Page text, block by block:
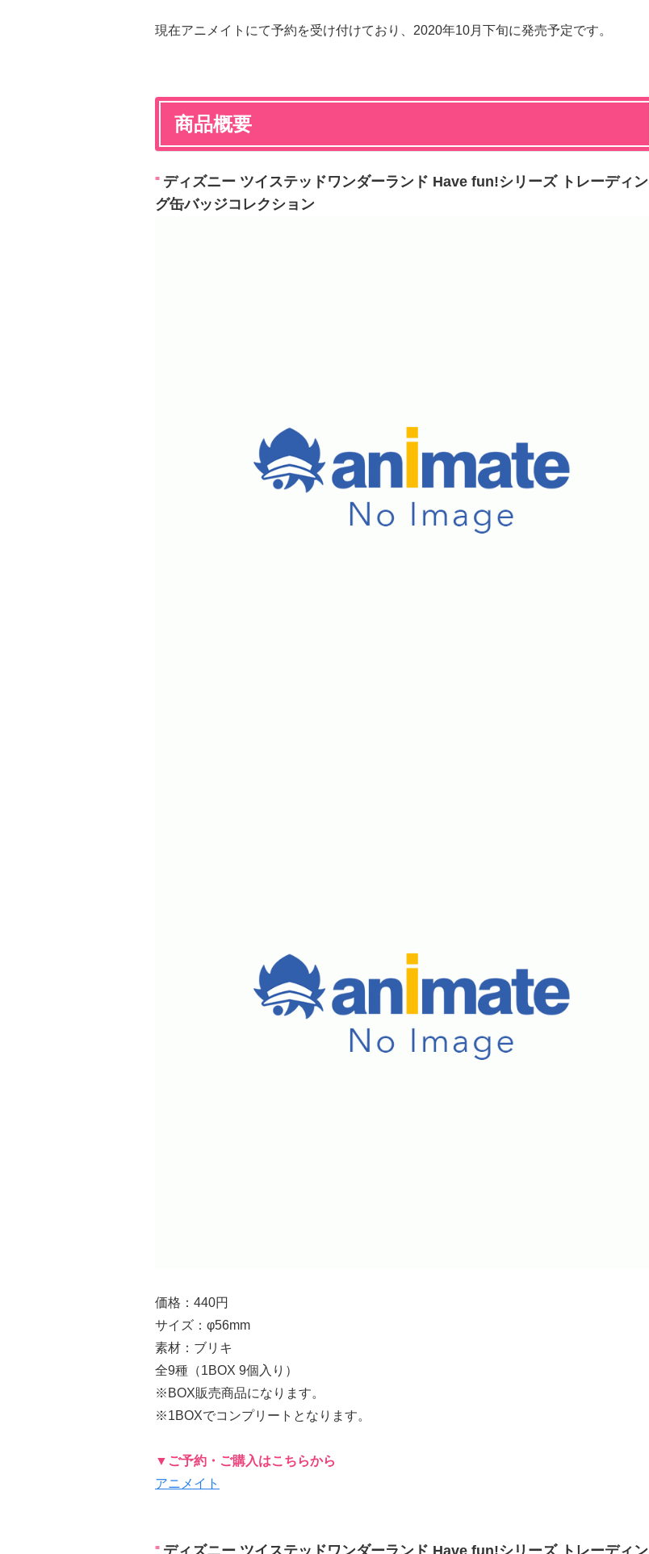
現在アニメイトにて予約を受け付けており、2020年10月下旬に発売予定です。
商品概要
ディズニー ツイステッドワンダーランド Have fun!シリーズ トレーディン
グ缶バッジコレクション
価格：440円
サイズ：φ56mm
素材：ブリキ
全9種（1BOX 9個入り）
※BOX販売商品になります。
※1BOXでコンプリートとなります。
▼ご予約・ご購入はこちらから
アニメイト
ディズニー ツイステッドワンダーランド Have fun!シリーズ トレーディン